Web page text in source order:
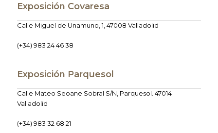
Exposición Covaresa
Calle Miguel de Unamuno, 1, 47008 Valladolid
(+34) 983 24 46 38
Exposición Parquesol
Calle Mateo Seoane Sobral S/N, Parquesol. 47014
Valladolid
(+34) 983 32 68 21